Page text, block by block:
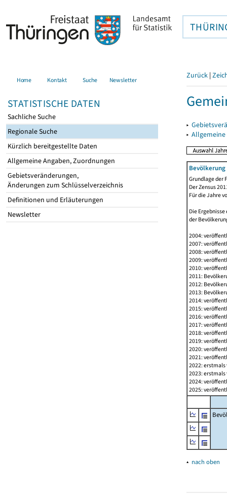
Home Kontakt Suche Newsletter
STATISTISCHE DATEN
Sachliche Suche
Regionale Suche
Kürzlich bereitgestellte Daten
Allgemeine Angaben, Zuordnungen
Gebietsveränderungen,
Änderungen zum Schlüsselverzeichnis
Definitionen und Erläuterungen
Newsletter
Zurück |
▸
▸
Grundlage der
Der Zensus
Für die Jahre
Die
der
2004:
2007:
2008:
2009:
2010:
2011:
2012:
2013:
2014:
2015:
2016:
2017:
2018:
2019:
2020:
2021:
2022:
2023:
2024:
2025:
▴ nach oben